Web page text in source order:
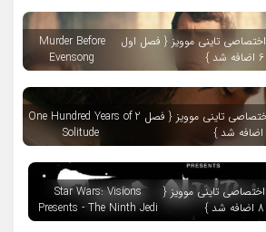
تگ تصویر عوض شد 1080 اختصاصی تاینی موویز { فصل اول
Murder Before
Evensong
تگ تصویر عوض شد 1080 اختصاصی تاینی موویز { فصل 2One Hundred Years of
Solitude
تگ تصویر عوض شد 1080 اختصاصی تاینی موویز {
Star Wars: Visions
Presents - The Ninth Jedi